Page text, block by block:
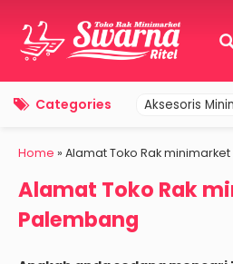
Categories Aksesoris
Home » Alamat Toko Rak
Alamat Toko Rak
Palembang